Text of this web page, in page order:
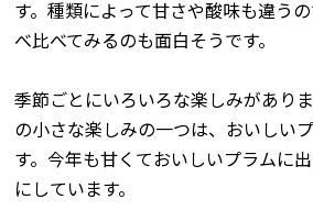
す。種類によって甘さや酸味も違う
べ比べてみるのも面白そうです。
季節ごとにいろいろな楽しみがあり
の小さな楽しみの一つは、おいしい
す。今年も甘くておいしいプラムに
にしています。